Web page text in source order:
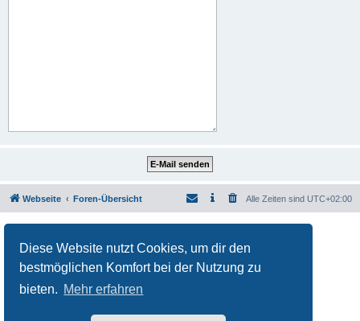
Diese Website nutzt Cookies, um dir den
bestmöglichen Komfort bei der Nutzung zu
bieten. Mehr erfahren
Webseite Foren-Übersicht Alle Zeiten sind UTC+02:00
Deutsche Übersetzung durchphpBB.de
Nutzungsbedingungen